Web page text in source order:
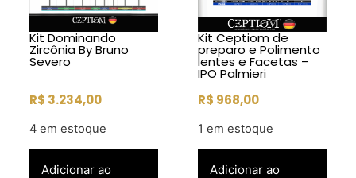
Kit Dominando
Zircônia By Bruno
Severo
R$ 3.234,00
4 em estoque
Adicionar ao
Kit Ceptiom de
preparo e Polimento
lentes e Facetas –
IPO Palmieri
R$ 968,00
1 em estoque
Adicionar ao